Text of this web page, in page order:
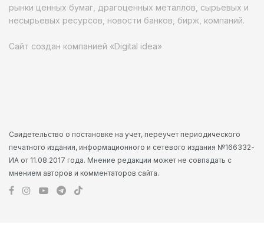
рынки ценных бумаг, драгоценных металлов, сырьевых и
несырьевых ресурсов, новости банков, бирж, компаний.
Сайт создан компанией «Digital idea»
Свидетельство о постановке на учет, переучет периодического
печатного издания, информационного и сетевого издания №166332-
ИА от 11.08.2017 года. Мнение редакции может не совпадать с
мнением авторов и комментаторов сайта.